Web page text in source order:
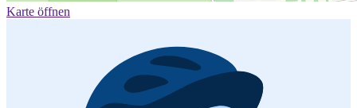
Karte öffnen